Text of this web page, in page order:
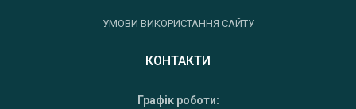
УМОВИ ВИКОРИСТАННЯ САЙТУ
КОНТАКТИ
Графік роботи: